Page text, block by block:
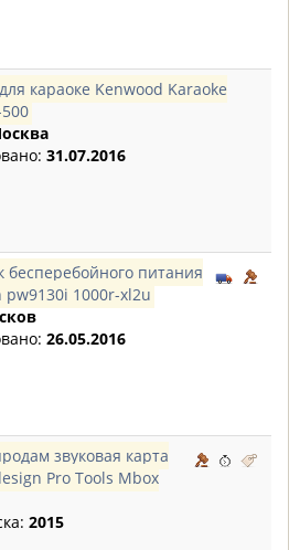
караоке Kenwood Karaoke
31.07.2016
бесперебойного питания
pw9130i 1000r-xl2u
26.05.2016
звуковая карта
Pro Tools Mbox
2015